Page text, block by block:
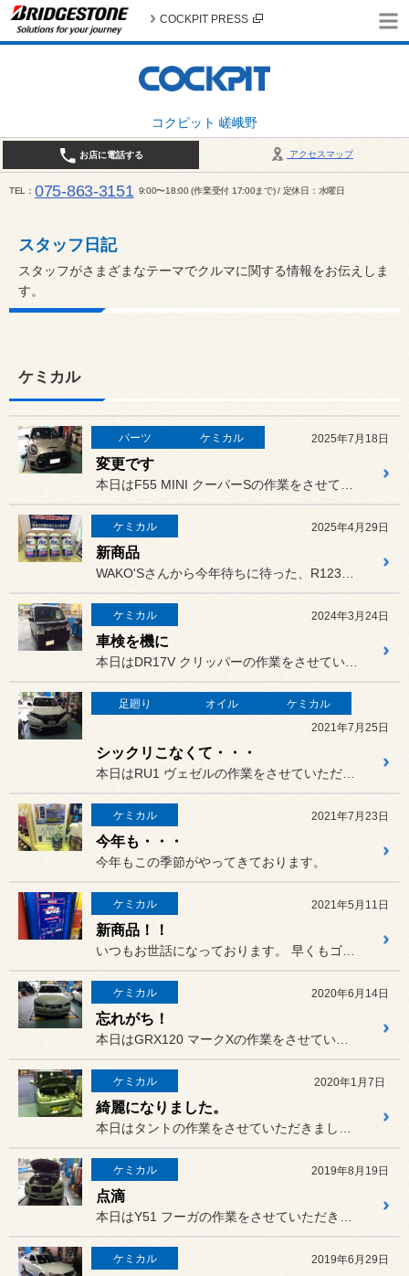
コクピット 嵯峨野
COCKPIT PRESS
アクセスマップ
お店に電話する
TEL 075-863-3151 9:00〜18:00 (作業受付 17:00まで) / 定休日：水曜日
スタッフ日記
スタッフがさまざまなテーマでクルマに関する情報をお伝えしま
す。
ケミカル
パーツ ケミカル 2025年7月18日
変更です
ケミカル 2025年4月29日
新商品
ケミカル 2024年3月24日
車検を機に
足廻り オイル
ケミカル
2021年7月25日
シックリこなくて・・・
ケミカル 2021年7月23日
今年も・・・
今年もこの季節がやってきております。
ケミカル 2021年5月11日
新商品！！
ケミカル 2020年6月14日
忘れがち！
ケミカル 2020年1月7日
綺麗になりました。
ケミカル 2019年8月19日
点滴
ケミカル 2019年6月29日